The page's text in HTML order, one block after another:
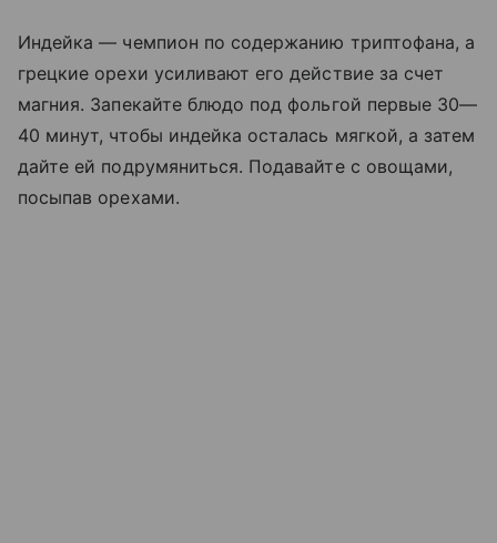
Индейка — чемпион по содержанию триптофана, а
грецкие орехи усиливают его действие за счет
магния. Запекайте блюдо под фольгой первые 30—
40 минут, чтобы индейка осталась мягкой, а затем
дайте ей подрумяниться. Подавайте с овощами,
посыпав орехами.